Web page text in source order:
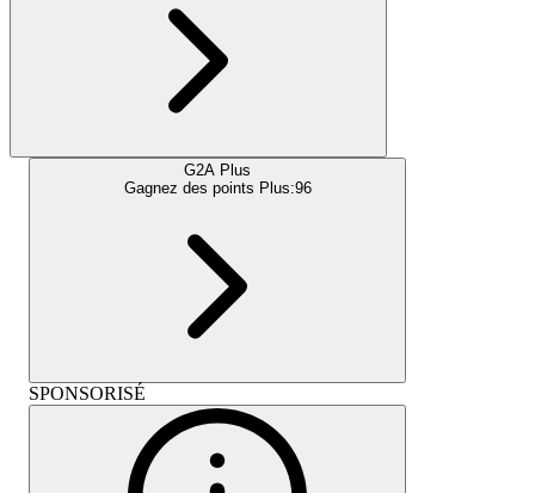
G2A Plus
Gagnez des points Plus:96
SPONSORISÉ